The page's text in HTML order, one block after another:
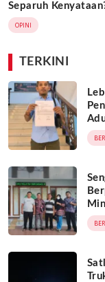
Separuh
OPINI
TERKINI